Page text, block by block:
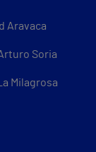
Aravaca
Soria
Milagrosa